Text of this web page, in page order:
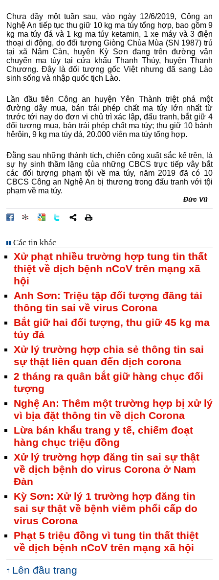
Chưa đầy một tuần sau, vào ngày 12/6/2019, Công an
Nghệ An tiếp tục thu giữ 10 kg ma túy tổng hợp, bao gồm 9
kg ma túy đá và 1 kg ma túy ketamin, 1 xe máy và 3 điện
thoại di động, do đối tượng Giòng Chùa Mùa (SN 1987) trú
tại xã Nậm Càn, huyện Kỳ Sơn đang trên đường vận
chuyển ma túy tại cửa khẩu Thanh Thủy, huyện Thanh
Chương. Đây là đối tượng gốc Việt nhưng đã sang Lào
sinh sống và nhập quốc tịch Lào.
Lần đầu tiên Công an huyện Yên Thành triệt phá một
đường dây mua, bán trái phép chất ma túy lớn nhất từ
trước tới nay do đơn vị chủ trì xác lập, đấu tranh, bắt giữ 4
đối tượng mua, bán trái phép chất ma túy; thu giữ 10 bánh
hêrôin, 9 kg ma túy đá, 20.000 viên ma túy tổng hợp.
Đằng sau những thành tích, chiến công xuất sắc kể trên, là
sự hy sinh thầm lặng của những CBCS trực tiếp vây bắt
các đối tượng phạm tội về ma túy, năm 2019 đã có 10
CBCS Công an Nghệ An bị thương trong đấu tranh với tội
phạm về ma túy.
Đức Vũ
Các tin khác
Xử phạt nhiều trường hợp tung tin thất
thiệt về dịch bệnh nCoV trên mạng xã
hội
Anh Sơn: Triệu tập đối tượng đăng tải
thông tin sai về virus Corona
Bắt giữ hai đối tượng, thu giữ 45 kg ma
túy đá
Xử lý trường hợp chia sẻ thông tin sai
sự thật liên quan đến dịch corona
2 tháng ra quân bắt giữ hàng chục đối
tượng
Nghệ An: Thêm một trường hợp bị xử lý
vì bịa đặt thông tin về dịch Corona
Lừa bán khẩu trang y tế, chiếm đoạt
hàng chục triệu đồng
Xử lý trường hợp đăng tin sai sự thật
về dịch bệnh do virus Corona ở Nam
Đàn
Kỳ Sơn: Xử lý 1 trường hợp đăng tin
sai sự thật về bệnh viêm phổi cấp do
virus Corona
Phạt 5 triệu đồng vì tung tin thất thiệt
về dịch bệnh nCoV trên mạng xã hội
Lên đầu trang